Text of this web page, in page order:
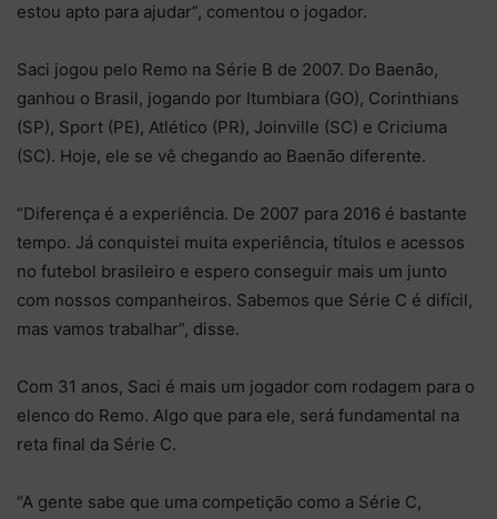
estou apto para ajudar”, comentou o jogador.
Saci jogou pelo Remo na Série B de 2007. Do Baenão,
ganhou o Brasil, jogando por Itumbiara (GO), Corinthians
(SP), Sport (PE), Atlético (PR), Joinville (SC) e Criciuma
(SC). Hoje, ele se vê chegando ao Baenão diferente.
“Diferença é a experiência. De 2007 para 2016 é bastante
tempo. Já conquistei muita experiência, títulos e acessos
no futebol brasileiro e espero conseguir mais um junto
com nossos companheiros. Sabemos que Série C é difícil,
mas vamos trabalhar”, disse.
Com 31 anos, Saci é mais um jogador com rodagem para o
elenco do Remo. Algo que para ele, será fundamental na
reta final da Série C.
“A gente sabe que uma competição como a Série C,